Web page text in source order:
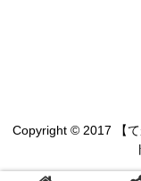
Copyright © 2017 【